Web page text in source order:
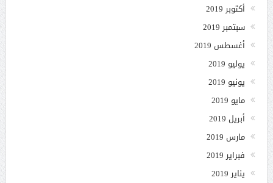
أكتوبر 2019
سبتمبر 2019
أغسطس 2019
يوليو 2019
يونيو 2019
مايو 2019
أبريل 2019
مارس 2019
فبراير 2019
يناير 2019